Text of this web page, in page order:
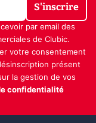
S'inscrire
par email des
de Clubic.
votre consentement
présent
la gestion de vos
confidentialité